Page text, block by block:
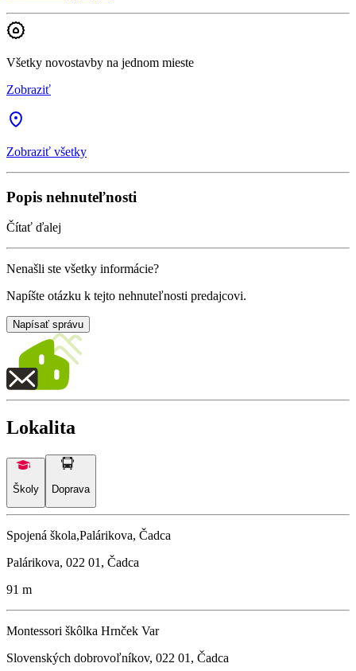
Všetky novostavby na jednom mieste
Zobraziť
Zobraziť všetky
Popis nehnuteľnosti
Čítať ďalej
Nenašli ste všetky informácie?
Napíšte otázku k tejto nehnuteľnosti predajcovi.
Napísať správu
Lokalita
Školy Doprava
Spojená škola,Palárikova, Čadca
Palárikova, 022 01, Čadca
91 m
Montessori škôlka Hrnček Var
Slovenských dobrovoľníkov, 022 01, Čadca